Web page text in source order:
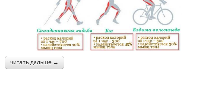
читать дальше →